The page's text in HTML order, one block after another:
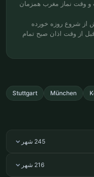
و وقت نماز مغرب همزمان
از شروع روزه خورده
از وقت اذان صبح تمام
München
Stuttgart
245 شهر
216 شهر